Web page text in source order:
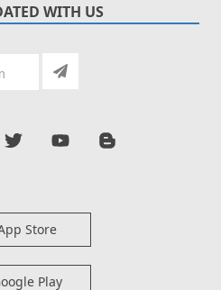
WITH US
Store
Play